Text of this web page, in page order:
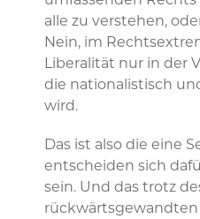
alle zu verstehen,
Nein, im
Liberalität nur in der
die nationalistisch
wird.
Das ist also die eine
entscheiden sich
sein. Und das trotz
rückwärtsgewandten